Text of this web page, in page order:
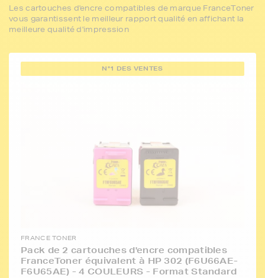
Les cartouches d'encre compatibles de marque FranceToner
vous garantissent le meilleur rapport qualité en affichant la
meilleure qualité d'impression
N°1 DES VENTES
FRANCE TONER
Pack de 2 cartouches d'encre compatibles
FranceToner équivalent à HP 302 (F6U66AE-
F6U65AE) - 4 COULEURS - Format Standard